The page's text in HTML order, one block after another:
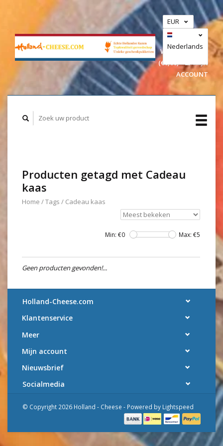
EUR
GBP
USD
Nederlands
Deutsch
WINKELWAGEN
(€0,00)
MIJN
ACCOUNT
Producten getagd met Cadeau
kaas
Home /Tags / Cadeau kaas
Min: €0 Max: €5
Geen producten gevonden!...
Holland-Cheese.com
Klantenservice
Meer
Mijn account
Nieuwsbrief
Socialmedia
© Copyright 2026 Holland - Cheese - Powered by Lightspeed